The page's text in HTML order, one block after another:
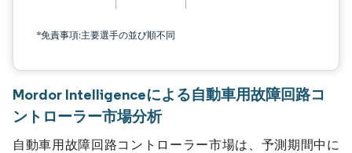
*免責事項:主要選手の並び順不同
Mordor Intelligenceによる自動車用故障回路コ
ントローラー市場分析
自動車用故障回路コントローラー市場は、予測期間中に